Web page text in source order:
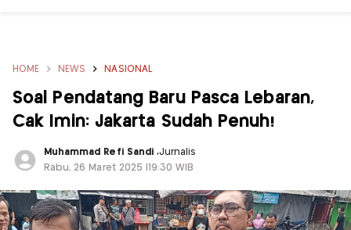
HOME NEWS NASIONAL
Soal Pendatang Baru Pasca Lebaran,
Cak Imin: Jakarta Sudah Penuh!
Muhammad Refi Sandi ,Jurnalis
Rabu, 26 Maret 2025 |19:30 WIB